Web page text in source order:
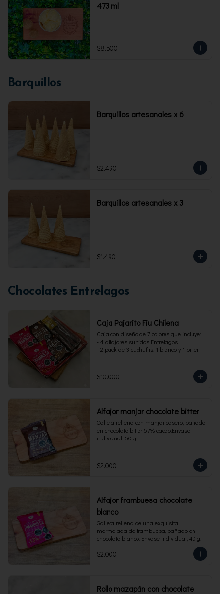
473 ml
$8.500
Barquillos
Barquillos artesanales x 6
$2.490
Barquillos artesanales x 3
$1.490
Chocolates Entrelagos
Caja Pajarito Fiu Chilena
Caja con diseño de 7 colores que incluye:
- 4 alfajores surtidos Entrelagos
- 2 pack de 3 cuchuflis. 1 blanco y 1 bitter
$10.000
Alfajor manjar chocolate bitter
Galleta rellena con manjar casero, bañado
en chocolate bitter 57% cacao.Envase
individual, 50 g.
$2.000
Alfajor frambuesa chocolate
blanco
Galleta rellena de una exquisita
mermelada de frambuesa, bañado en
chocolate blanco. Envase individual, 40 g.
$2.000
Rollo mazapán con chocolate